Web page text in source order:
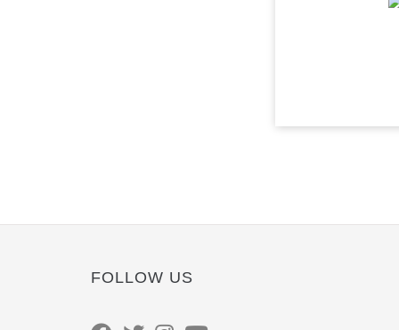
FOLLOW US